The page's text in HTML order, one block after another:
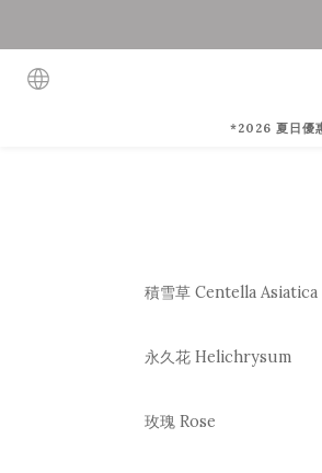
*2026 夏日優
積雪草 Centella Asiatica
永久花 Helichrysum
玫瑰 Rose